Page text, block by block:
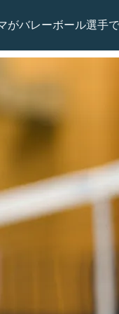
がバレーボール選手